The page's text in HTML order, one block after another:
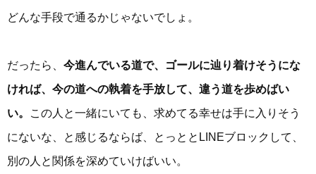
どんな手段で通るかじゃないでしょ。
だったら、 今進んでいる道で、ゴールに辿り着けそうにな
ければ、今の道への執着を手放して、違う道を歩めばい
い。
この人と一緒にいても、求めてる幸せは手に入りそう
にないな、と感じるならば、とっととLINEブロックして、
別の人と関係を深めていけばいい。